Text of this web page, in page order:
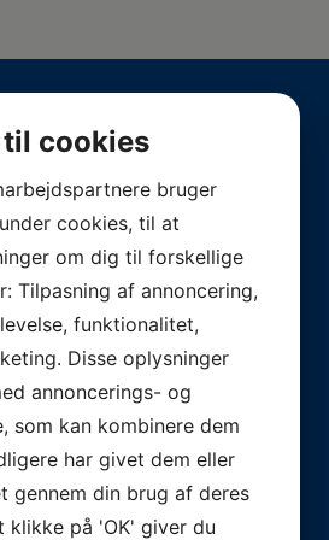
Center
cookies
bruger
cookies, til at
om dig til forskellige
Tilpasning af annoncering,
funktionalitet,
Disse oplysninger
annoncerings- og
som kan kombinere dem
har givet dem eller
gennem din brug af deres
klikke på 'OK' giver du